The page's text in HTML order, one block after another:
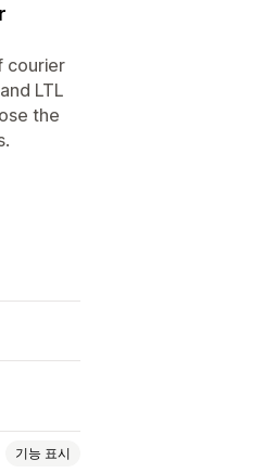
courier
LTL
the
기능 표시